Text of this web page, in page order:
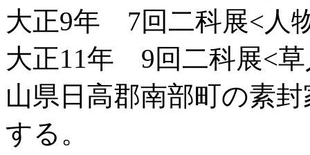
大正9年 7回二科展<人
大正11年 9回二科展<草
山県日高郡南部町の素
する。